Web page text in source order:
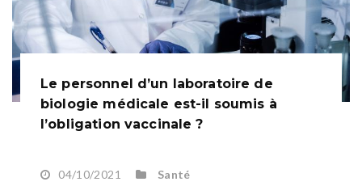
Le personnel d’un laboratoire de
biologie médicale est-il soumis à
l’obligation vaccinale ?
04/10/2021
Santé